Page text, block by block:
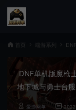
首页 端游系列 DNF
DNF单机版魔枪
地下城与勇士台
爱游网单